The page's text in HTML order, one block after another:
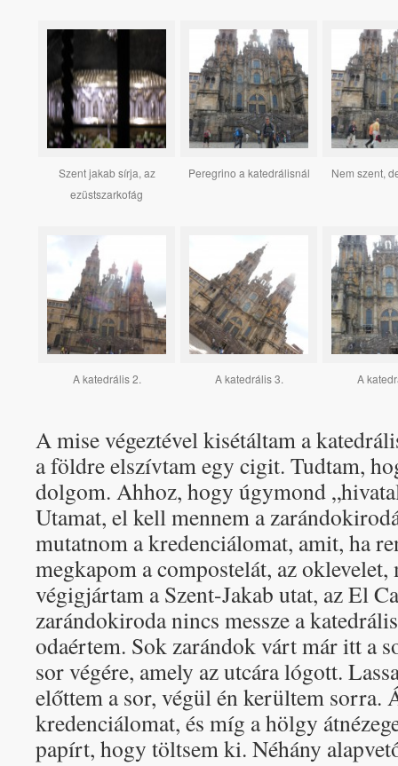
Szent jakab sírja, az
ezüstszarkofág
Peregrino a katedrálisnál Nem szent,
A katedrális 2. A katedrális 3. A
A mise végeztével kisétáltam a
a földre elszívtam egy cigit. Tudtam,
dolgom. Ahhoz, hogy úgymond
Utamat, el kell mennem a
mutatnom a kredenciálomat, amit, ha
megkapom a compostelát, az
végigjártam a Szent-Jakab utat, az El
zarándokiroda nincs messze a
odaértem. Sok zarándok várt már itt a
sor végére, amely az utcára lógott.
előttem a sor, végül én kerültem sorra.
kredenciálomat, és míg a hölgy
papírt, hogy töltsem ki. Néhány